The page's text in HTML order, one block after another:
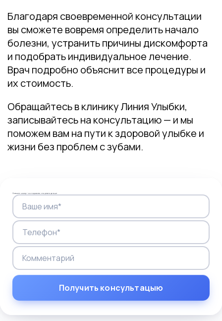
Благодаря своевременной консультации
вы сможете вовремя определить начало
болезни, устранить причины дискомфорта
и подобрать индивидуальное лечение.
Врач подробно объяснит все процедуры и
их стоимость.
Обращайтесь в клинику Линия Улыбки,
записывайтесь на консультацию — и мы
поможем вам на пути к здоровой улыбке и
жизни без проблем с зубами.
Оставьте номер — мы подскажем, что делать дальше